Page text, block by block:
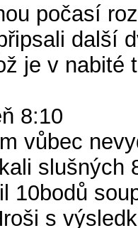
počasí
další
je v nabité
8:10
vůbec
slušných
10bodů
s